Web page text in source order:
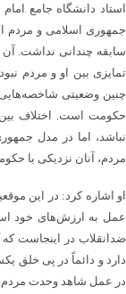
استاد دانشگاه جامع
سابقه چندانی نداشت. آن
تمایزی بین او و مردم
چنین وضعیتی
حکومت است. اختلاف
نباشد، اما در مدل
مردم، آنان نزدیکی با
او اشاره کرد: در این
عمل به ارزش‌های خود
ضدانقلاب در اینجاست
دارد و دائماً در پی خلق
در عمل شاهد وحدت